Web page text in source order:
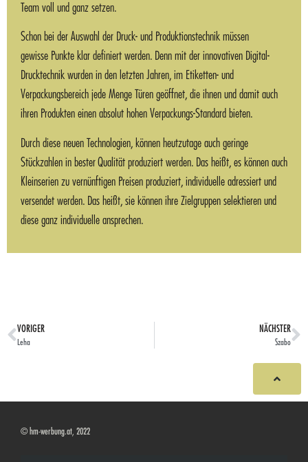
Team voll und ganz setzen.
Schon bei der Auswahl der Druck- und Produktionstechnik müssen
gewisse Punkte klar definiert werden. Denn mit der innovativen Digital-
Drucktechnik wurden in den letzten Jahren, im Etiketten- und
Verpackungsbereich jede Menge Türen geöffnet, die ihnen und damit auch
ihren Produkten einen absolut hohen Verpackungs-Standard bieten.
Durch diese neuen Technologien, können heutzutage auch geringe
Stückzahlen in bester Qualität produziert werden. Das heißt, es können auch
Kleinserien zu vernünftigen Preisen produziert, individuelle adressiert und
versendet werden. Das heißt, sie können ihre Zielgruppen selektieren und
diese ganz individuelle ansprechen.
VORIGER
Leha
NÄCHSTER
Szabo
© hm-werbung.at, 2022